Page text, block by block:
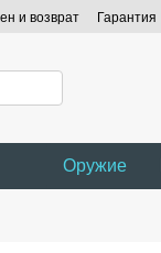
и возврат Гарантия
Оружие